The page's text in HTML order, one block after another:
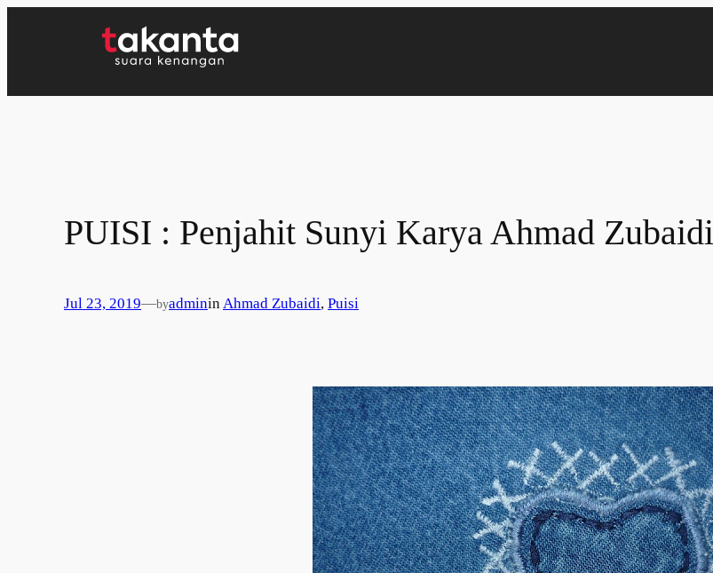
PUISI : Penjahit Sunyi Karya Ahmad Zubaidi
Jul 23, 2019—byadminin Ahmad Zubaidi, Puisi